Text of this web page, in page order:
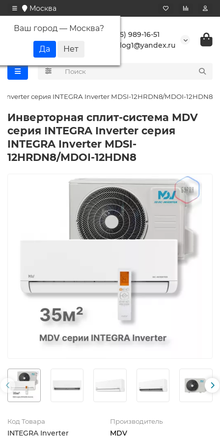
Москва
Ваш город — Москва?
+7 (495) 989-16-51
buranlog1@yandex.ru
серия INTEGRA Inverter MDSI-12HRDN8/MDOI-12HDN8
Инверторная сплит-система MDV
серия INTEGRA Inverter серия
INTEGRA Inverter MDSI-
12HRDN8/MDOI-12HDN8
Код Товара
INTEGRA Inverter
Производитель
MDV